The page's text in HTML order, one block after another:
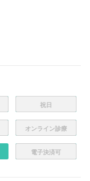
祝日
オンライン診療
電子決済可